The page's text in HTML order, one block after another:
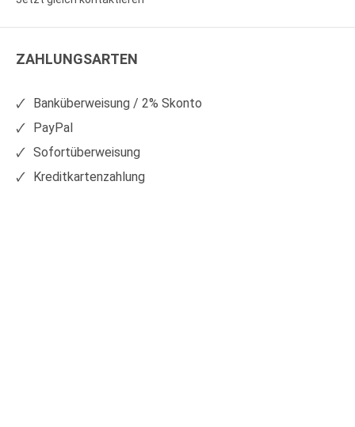
auf
auf
ZAHLUNGSARTEN
Banküberweisung / 2% Skonto
PayPal
Sofortüberweisung
Kreditkartenzahlung